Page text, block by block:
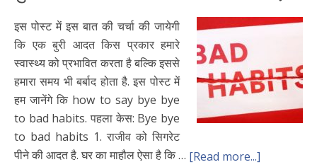
इस पोस्ट में इस बात की चर्चा की जायेगी
कि एक बुरी आदत किस प्रकार हमारे
स्वास्थ्य को प्रभावित करता है बल्कि इससे
हमारा समय भी बर्बाद होता है. इस पोस्ट में
हम जानेंगे कि how to say bye bye
to bad habits. पहला केस: Bye bye
to bad habits 1. राजीव को सिगरेट
पीने की आदत है. घर का माहौल ऐसा है कि … [Read more...]